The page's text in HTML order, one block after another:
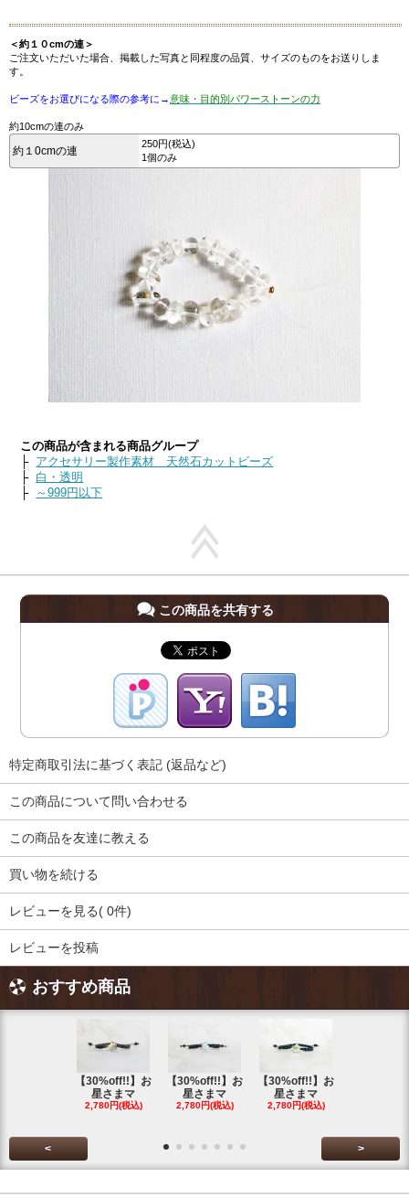
＜約１０cmの連＞
ご注文いただいた場合、掲載した写真と同程度の品質、サイズのものをお送りしま
す。
ビーズをお選びになる際の参考に→意味・目的別パワーストーンの力
約10cmの連のみ
約１0cmの連
250円(税込)
1個のみ
この商品が含まれる商品グループ
├ アクセサリー製作素材 天然石カットビーズ
├ 白・透明
├
～999円以下
この商品を共有する
特定商取引法に基づく表記 (返品など)
この商品について問い合わせる
この商品を友達に教える
買い物を続ける
レビューを見る( 0件)
レビューを投稿
おすすめ商品
【30%off!!】お
星さまマ
2,780円(税込)
【30%off!!】お
星さまマ
2,780円(税込)
【30%off!!】お
星さまマ
2,780円(税込)
< >